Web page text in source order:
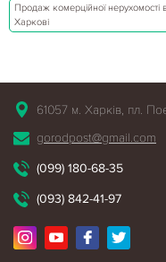
Продаж комерційної нерухомості в
Харкові
61057 м. Харків, пл.
gorodpost@gmail.com
(099) 180-68-35
(093) 842-41-97